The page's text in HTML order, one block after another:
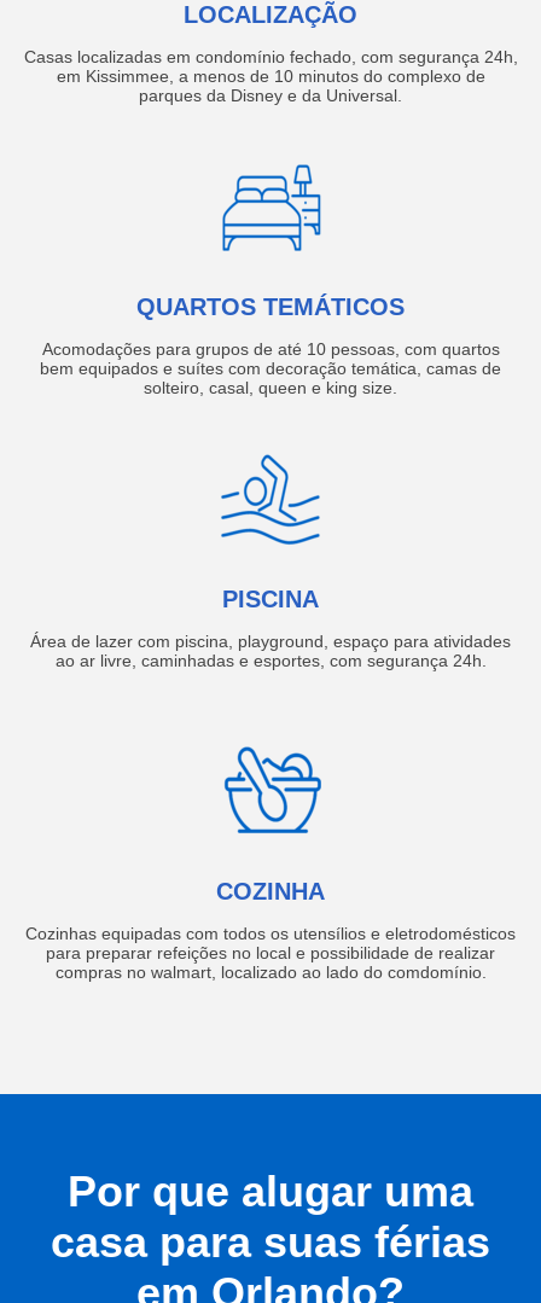
LOCALIZAÇÃO
Casas localizadas em condomínio fechado, com segurança 24h,
em Kissimmee, a menos de 10 minutos do complexo de
parques da Disney e da Universal.
QUARTOS TEMÁTICOS
Acomodações para grupos de até 10 pessoas, com quartos
bem equipados e suítes com decoração temática, camas de
solteiro, casal, queen e king size.
PISCINA
Área de lazer com piscina, playground, espaço para atividades
ao ar livre, caminhadas e esportes, com segurança 24h.
COZINHA
Cozinhas equipadas com todos os utensílios e eletrodomésticos
para preparar refeições no local e possibilidade de realizar
compras no walmart, localizado ao lado do comdomínio.
Por que alugar uma
casa para suas férias
em Orlando?